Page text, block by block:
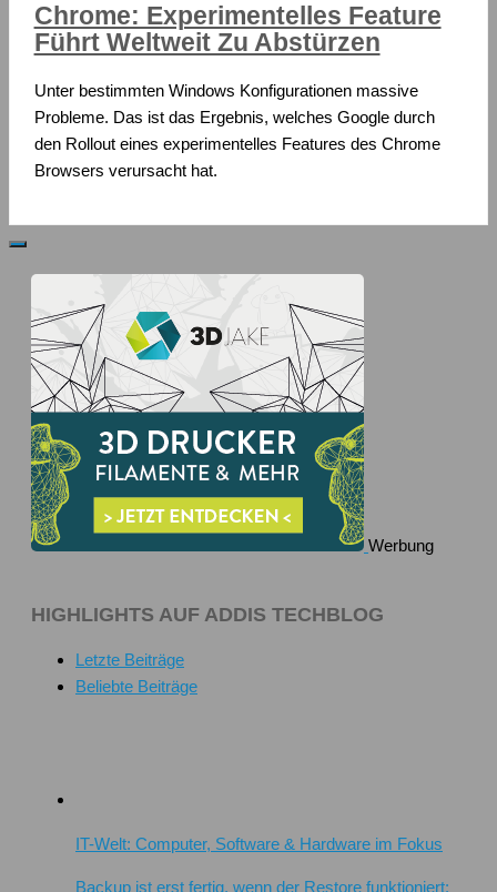
Chrome: Experimentelles Feature
Führt Weltweit Zu Abstürzen
Unter bestimmten Windows Konfigurationen massive
Probleme. Das ist das Ergebnis, welches Google durch
den Rollout eines experimentelles Features des Chrome
Browsers verursacht hat.
Werbung
HIGHLIGHTS AUF ADDIS TECHBLOG
Letzte Beiträge
Beliebte Beiträge
IT-Welt: Computer, Software & Hardware im Fokus
Backup ist erst fertig, wenn der Restore funktioniert: